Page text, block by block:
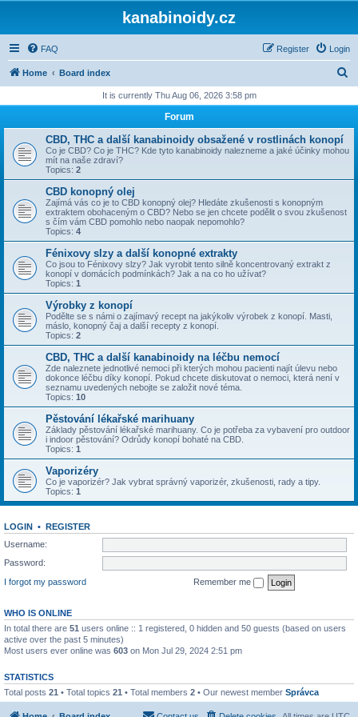
kanabinoidy.cz
FAQ Login
Register
Home Board index
r
It is currently Thu Aug 06, 2026 3:58 pm
Forum
CBD, THC a další kanabinoidy obsažené v rostlinách konopí
Co je CBD? Co je THC? Kde tyto kanabinoidy nalezneme a jaké účinky mohou
mít na naše zdraví?
Topics: 2
CBD konopný olej
Zajímá vás co je to CBD konopný olej? Hledáte zkušenosti s konopným
extraktem obohaceným o CBD? Nebo se jen chcete podělit o svou zkušenost
s čím vám CBD pomohlo nebo naopak nepomohlo?
Topics: 4
Fénixovy slzy a další konopné extrakty
Co jsou to Fénixovy slzy? Jak vyrobit tento silně koncentrovaný extrakt z
konopí v domácích podmínkách? Jak a na co ho užívat?
Topics: 1
Výrobky z konopí
Podělte se s námi o zajímavý recept na jakýkoliv výrobek z konopí. Masti,
máslo, konopný čaj a další recepty z konopí.
Topics: 2
CBD, THC a další kanabinoidy na léčbu nemocí
Zde naleznete jednotlivé nemoci při kterých mohou pacienti najít úlevu nebo
dokonce léčbu díky konopí. Pokud chcete diskutovat o nemoci, která není v
seznamu uvedených nebojte se založit nové téma.
Topics: 10
Pěstování lékařské marihuany
Základy pěstování lékařské marihuany. Co je potřeba za vybavení pro outdoor
i indoor pěstování? Odrůdy konopí bohaté na CBD.
Topics: 1
Vaporizéry
Co je vaporizér? Jak vybrat správný vaporizér, zkušenosti, rady a tipy.
Topics: 1
LOGIN • REGISTER
Username:
Password:
I forgot my password
Remember me
WHO IS ONLINE
In total there are 51 users online :: 1 registered, 0 hidden and 50 guests (based on users
active over the past 5 minutes)
Most users ever online was 603 on Mon Jul 29, 2024 2:51 pm
STATISTICS
Total posts 21 • Total topics 21 • Total members 2 • Our newest member Správca